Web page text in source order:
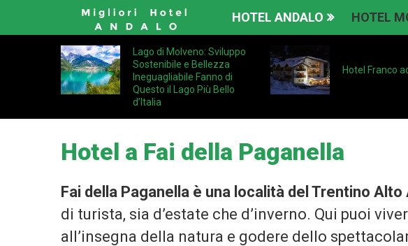
HOTEL ANDALO HOTEL
Lago di Molveno: Sviluppo
Sostenibile e Bellezza
Ineguagliabile Fanno di
Questo il Lago Più Bello
d’Italia
Hotel Franco
Hotel a Fai della Paganella
Fai della Paganella è una località del Trentino Alto
di turista, sia d’estate che d’inverno. Qui puoi
all’insegna della natura e godere dello